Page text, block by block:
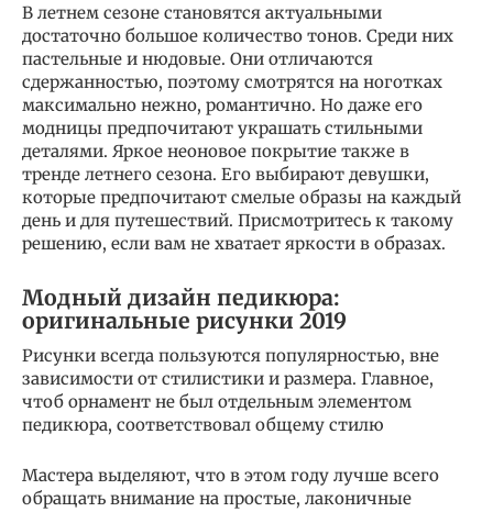
В летнем сезоне становятся актуальными
достаточно большое количество тонов. Среди них
пастельные и нюдовые. Они отличаются
сдержанностью, поэтому смотрятся на ноготках
максимально нежно, романтично. Но даже его
модницы предпочитают украшать стильными
деталями. Яркое неоновое покрытие также в
тренде летнего сезона. Его выбирают девушки,
которые предпочитают смелые образы на каждый
день и для путешествий. Присмотритесь к такому
решению, если вам не хватает яркости в образах.
Модный дизайн педикюра:
оригинальные рисунки 2019
Рисунки всегда пользуются популярностью, вне
зависимости от стилистики и размера. Главное,
чтоб орнамент не был отдельным элементом
педикюра, соответствовал общему стилю
Мастера выделяют, что в этом году лучше всего
обращать внимание на простые, лаконичные